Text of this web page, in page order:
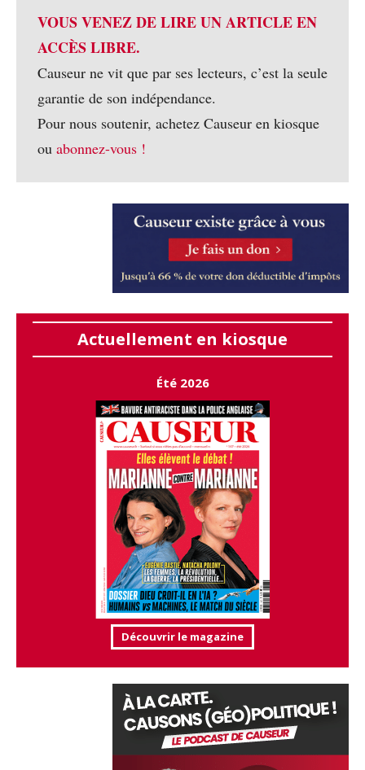
VOUS VENEZ DE LIRE UN ARTICLE EN
ACCÈS LIBRE.
Causeur ne vit que par ses lecteurs, c’est la seule
garantie de son indépendance.
Pour nous soutenir, achetez Causeur en kiosque
ou abonnez-vous !
Actuellement en kiosque
Été 2026
Découvrir le magazine